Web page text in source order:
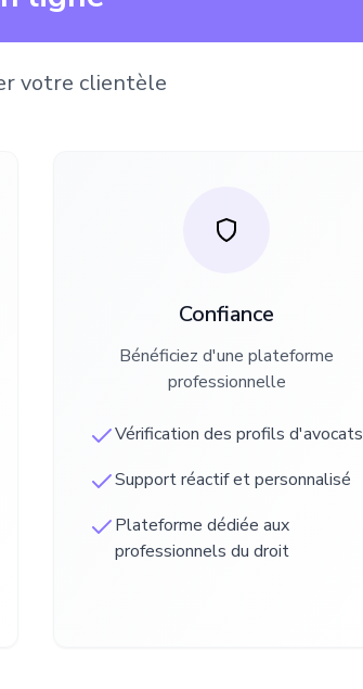
votre clientèle
Confiance
Bénéficiez d'une plateforme
professionnelle
Vérification des profils d'avocats
Support réactif et personnalisé
Plateforme dédiée aux
professionnels du droit